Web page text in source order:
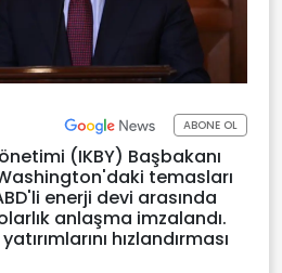
ABONE OL
(IKBY) Başbakanı
temasları
enerji devi arasında
anlaşma imzalandı.
hızlandırması